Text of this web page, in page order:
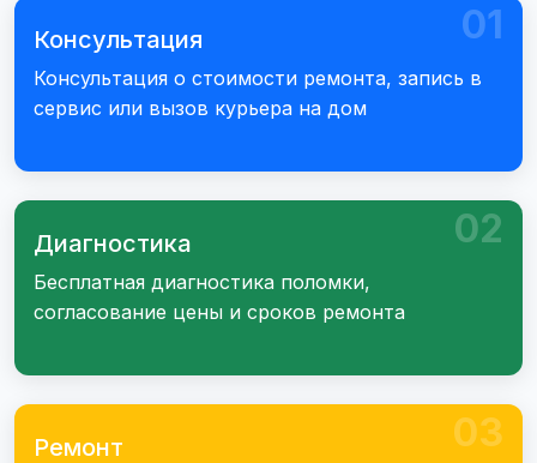
01
Консультация
Консультация о стоимости ремонта, запись в
сервис или вызов курьера на дом
02
Диагностика
Бесплатная диагностика поломки,
согласование цены и сроков ремонта
03
Ремонт